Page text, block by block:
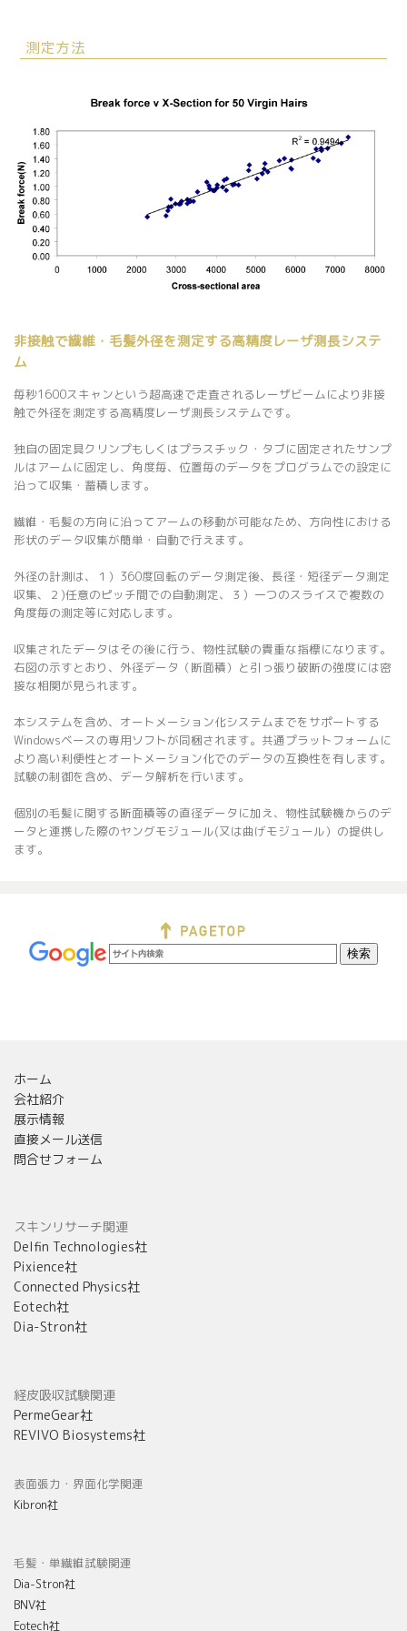
測定方法
非接触で繊維・毛髪外径を測定する高精度レーザ測長システ
ム
毎秒1600スキャンという超高速で走査されるレーザビームにより非接
触で外径を測定する高精度レーザ測長システムです。
独自の固定具クリンプもしくはプラスチック・タブに固定されたサンプ
ルはアームに固定し、角度毎、位置毎のデータをプログラムでの設定に
沿って収集・蓄積します。
繊維・毛髪の方向に沿ってアームの移動が可能なため、方向性における
形状のデータ収集が簡単・自動で行えます。
外径の計測は、１）360度回転のデータ測定後、長径・短径データ測定
収集、２)任意のピッチ間での自動測定、３）一つのスライスで複数の
角度毎の測定等に対応します。
収集されたデータはその後に行う、物性試験の貴重な指標になります。
右図の示すとおり、外径データ（断面積）と引っ張り破断の強度には密
接な相関が見られます。
本システムを含め、オートメーション化システムまでをサポートする
Windowsベースの専用ソフトが同梱されます。共通プラットフォームに
より高い利便性とオートメーション化でのデータの互換性を有します。
試験の制御を含め、データ解析を行います。
個別の毛髪に関する断面積等の直径データに加え、物性試験機からのデ
ータと連携した際のヤングモジュール(又は曲げモジュール）の提供し
ます。
ホーム
会社紹介
展示情報
直接メール送信
問合せフォーム
スキンリサーチ関連
Delfin Technologies社
Pixience社
Connected Physics社
Eotech社
Dia-Stron社
経皮吸収試験関連
PermeGear社
REVIVO Biosystems社
表面張力・界面化学関連
Kibron社
毛髪・単繊維試験関連
Dia-Stron社
BNV社
Eotech社